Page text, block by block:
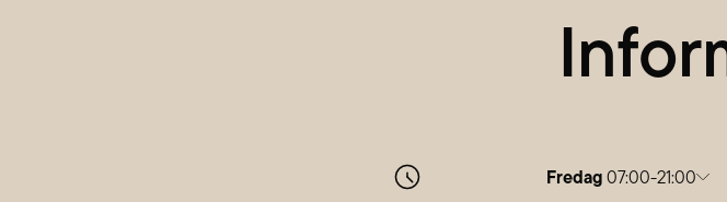
Fredag07:00-21:00